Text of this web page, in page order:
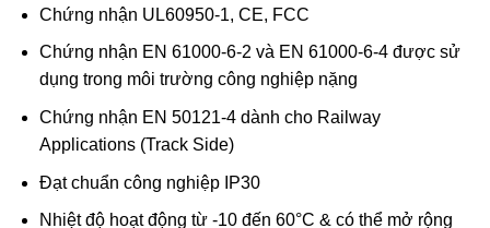
Chứng nhận UL60950-1, CE, FCC
Chứng nhận EN 61000-6-2 và EN 61000-6-4 được sử
dụng trong môi trường công nghiệp nặng
Chứng nhận EN 50121-4 dành cho Railway
Applications (Track Side)
Đạt chuẩn công nghiệp IP30
Nhiệt độ hoạt động từ -10 đến 60°C & có thể mở rộng